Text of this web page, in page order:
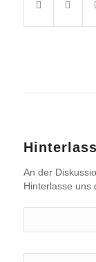
An der
Hinterlasse uns